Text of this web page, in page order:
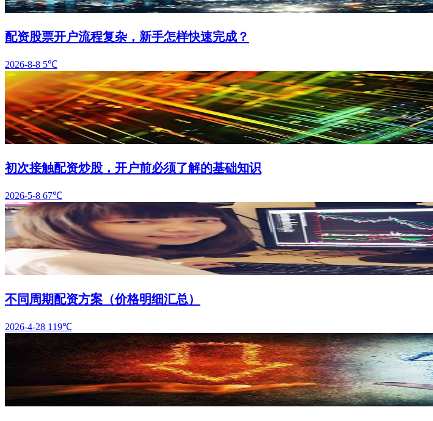
配资股票开户流程复杂，新手怎样快速完成？
2026-8-8 5℃
初次接触配资炒股，开户前必须了解的基础知识
2026-5-8 67℃
不同周期配资方案（价格明细汇总）
2026-4-28 119℃